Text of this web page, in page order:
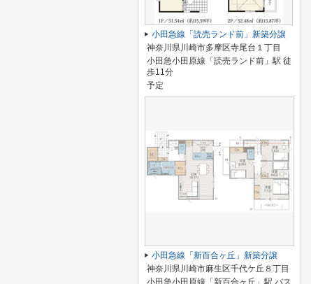
小田急線「読売ランド前」新築分譲
神奈川県川崎市多摩区寺尾台１丁目
小田急小田原線「読売ランド前」駅 徒
歩11分
予定
小田急線「新百合ヶ丘」新築分譲
神奈川県川崎市麻生区千代ケ丘８丁目
小田急小田原線「新百合ヶ丘」駅 バス